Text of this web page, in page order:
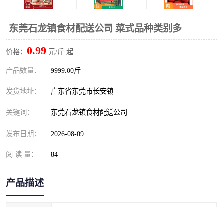
东莞石龙镇食材配送公司 菜式品种类别多
价格： 0.99 元/斤 起
产品数量： 9999.00斤
发货地址： 广东省东莞市长安镇
关键词： 东莞石龙镇食材配送公司
发布日期： 2026-08-09
阅 读 量： 84
产品描述